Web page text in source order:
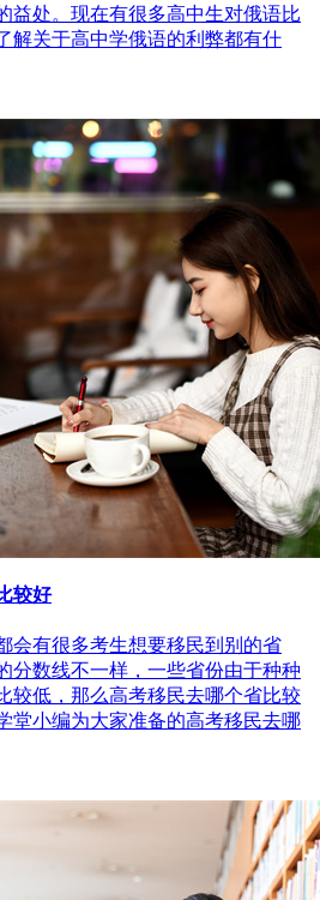
益处。现在有很多高中生对俄语比
解关于高中学俄语的利弊都有什
较好
会有很多考生想要移民到别的省
分数线不一样，一些省份由于种种
较低，那么高考移民去哪个省比较
堂小编为大家准备的高考移民去哪